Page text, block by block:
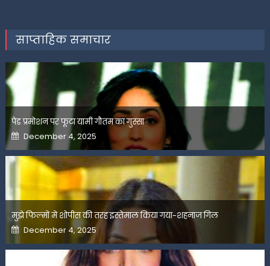
साप्ताहिक समाचार
पेड प्रमोशन पर फूटा यामी गौतम का गुस्सा
Posted
on
December 4, 2025
मुझे फिल्मों में शोपीस की तरह इस्तेमाल किया गया-शहनाज गिल
Posted
on
December 4, 2025